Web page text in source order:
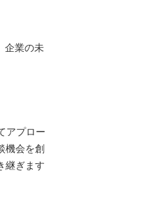
企業の未
アプロー
機会を創
継ぎます